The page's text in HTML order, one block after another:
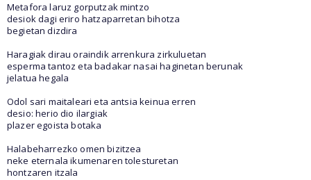
Metafora laruz gorputzak mintzo
desiok dagi eriro hatzaparretan bihotza
begietan dizdira
Haragiak dirau oraindik arrenkura zirkuluetan
esperma tantoz eta badakar nasai haginetan berunak
jelatua hegala
Odol sari maitaleari eta antsia keinua erren
desio: herio dio ilargiak
plazer egoista botaka
Halabeharrezko omen bizitzea
neke eternala ikumenaren tolesturetan
hontzaren itzala